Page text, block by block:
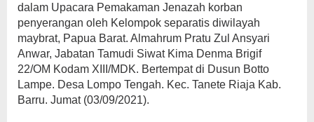
dalam Upacara Pemakaman Jenazah korban
penyerangan oleh Kelompok separatis diwilayah
maybrat, Papua Barat. Almahrum Pratu Zul Ansyari
Anwar, Jabatan Tamudi Siwat Kima Denma Brigif
22/OM Kodam XIII/MDK. Bertempat di Dusun Botto
Lampe. Desa Lompo Tengah. Kec. Tanete Riaja Kab.
Barru. Jumat (03/09/2021).